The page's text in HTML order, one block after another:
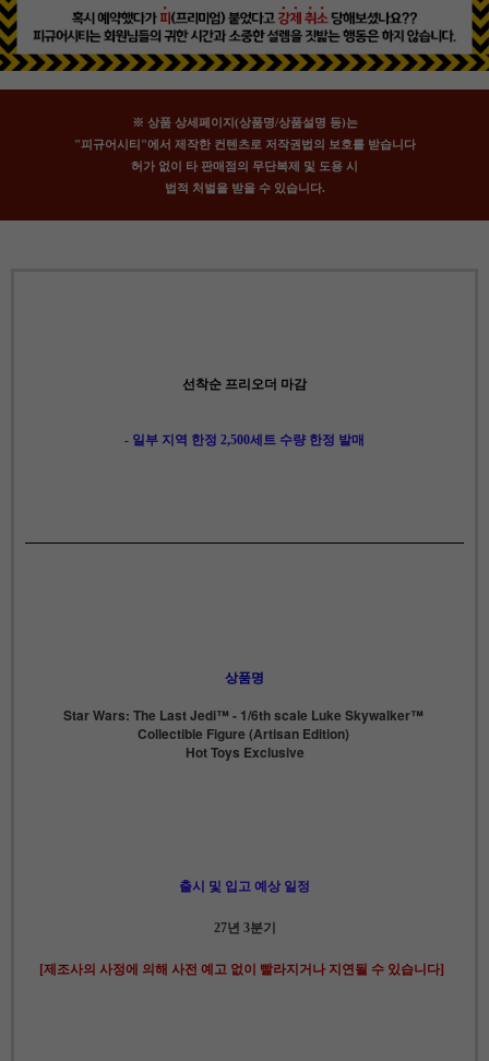
※ 상품 상세페이지(상품명/상품설명 등)는
"피규어시티"에서 제작한 컨텐츠로 저작권법의 보호를 받습니다
허가 없이 타 판매점의 무단복제 및 도용 시
법적 처벌을 받을 수 있습니다.
선착순 프리오더 마감
- 일부 지역 한정 2,500세트 수량 한정 발매
상품명
Star Wars: The Last Jedi™ - 1/6th scale Luke Skywalker™
Collectible Figure (Artisan Edition)
Hot Toys Exclusive
출시 및 입고 예상 일정
27년 3분기
[제조사의 사정에 의해 사전 예고 없이 빨라지거나 지연될 수 있습니다]